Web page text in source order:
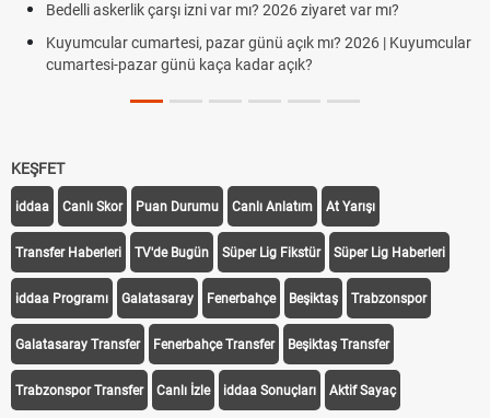
Bedelli askerlik çarşı izni var mı? 2026 ziyaret var mı?
Kuyumcular cumartesi, pazar günü açık mı? 2026 | Kuyumcular
cumartesi-pazar günü kaça kadar açık?
KEŞFET
iddaa Canlı Skor Puan Durumu Canlı Anlatım At Yarışı
Transfer Haberleri TV'de Bugün Süper Lig Fikstür Süper Lig Haberleri
iddaa Programı Galatasaray Fenerbahçe Beşiktaş Trabzonspor
Galatasaray Transfer Fenerbahçe Transfer Beşiktaş Transfer
Trabzonspor Transfer Canlı İzle iddaa Sonuçları Aktif Sayaç